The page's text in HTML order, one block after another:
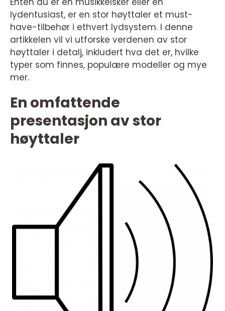
lydentusiast, er en stor høyttaler et must-
have-tilbehør i ethvert lydsystem. I denne
artikkelen vil vi utforske verdenen av stor
høyttaler i detalj, inkludert hva det er, hvilke
typer som finnes, populære modeller og mye
mer.
En omfattende
presentasjon av stor
høyttaler